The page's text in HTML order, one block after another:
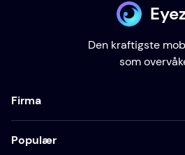
Den kraftigste
som
Firma
Populær